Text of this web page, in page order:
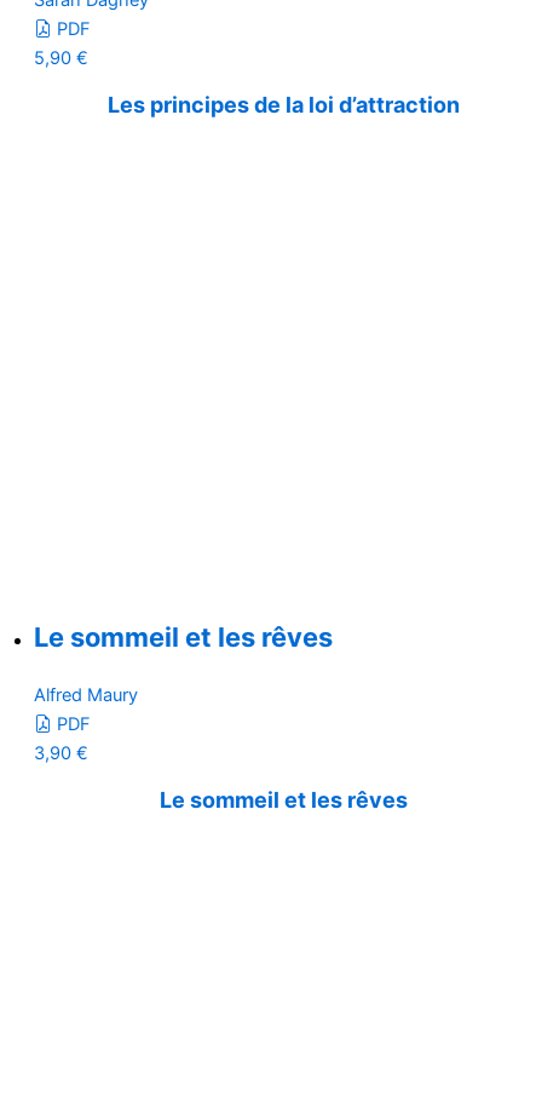
PDF
5,90 €
Les principes de la loi d’attraction
Le sommeil et les rêves
Alfred Maury
PDF
3,90 €
Le sommeil et les rêves